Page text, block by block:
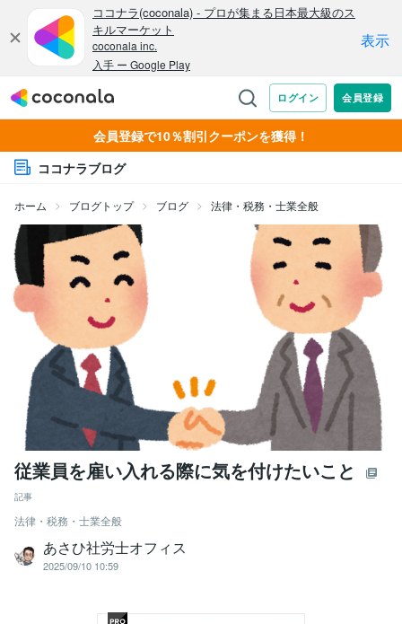
会員登録で10％割引クーポンを獲得！
ココナラブログ
ホーム ブログトップ ブログ 法律・税務・士業全般
従業員を雇い入れる際に気を付けたいこと
記事
法律・税務・士業全般
あさひ社労士オフィス
2025/09/10 10:59